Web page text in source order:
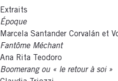
Extraits
Époque
Marcela Santander Corvalán et
Fantôme Méchant
Ana Rita Teodoro
Boomerang ou « le retour à soi »